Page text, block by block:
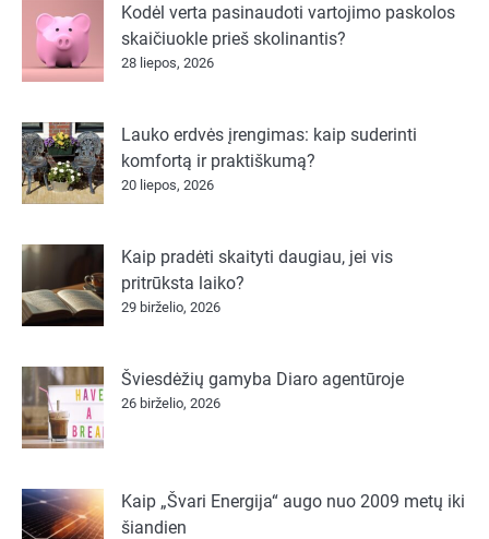
Kodėl verta pasinaudoti vartojimo paskolos
skaičiuokle prieš skolinantis?
28 liepos, 2026
Lauko erdvės įrengimas: kaip suderinti
komfortą ir praktiškumą?
20 liepos, 2026
Kaip pradėti skaityti daugiau, jei vis
pritrūksta laiko?
29 birželio, 2026
Šviesdėžių gamyba Diaro agentūroje
26 birželio, 2026
Kaip „Švari Energija“ augo nuo 2009 metų iki
šiandien